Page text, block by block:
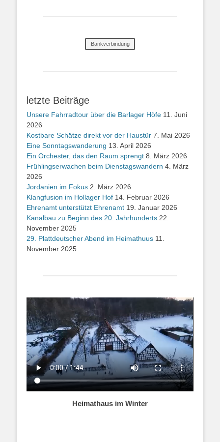
Bankverbindung
letzte Beiträge
Unsere Fahrradtour über die Barlager Höfe 11. Juni
2026
Kostbare Schätze direkt vor der Haustür 7. Mai 2026
Eine Sonntagswanderung 13. April 2026
Ein Orchester, das den Raum sprengt 8. März 2026
Frühlingserwachen beim Dienstagswandern 4. März
2026
Jordanien im Fokus 2. März 2026
Klangfusion im Hollager Hof 14. Februar 2026
Ehrenamt unterstützt Ehrenamt 19. Januar 2026
Kanalbau zu Beginn des 20. Jahrhunderts 22.
November 2025
29. Plattdeutscher Abend im Heimathuus 11.
November 2025
Heimathaus im Winter